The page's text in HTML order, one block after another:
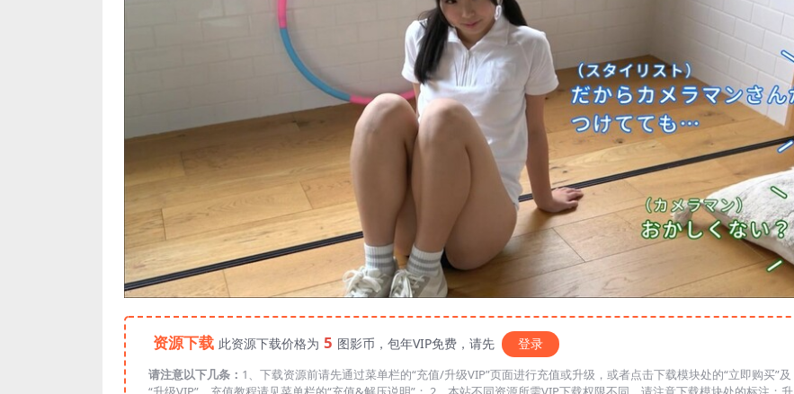
资源下载 此资源下载价格为 5 图影币，包年VIP免费，请先 登录
请注意以下几条： 1、下载资源前请先通过菜单栏的“充值/升级VIP”页面进行充值或升级，或者点击下载模块处的“立即购买”及